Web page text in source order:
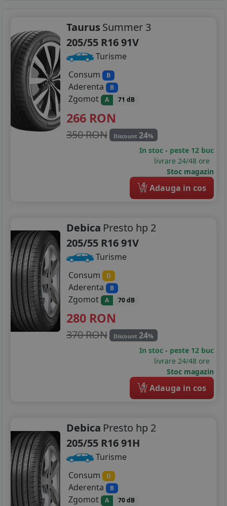
195/65R15
205/55R16
215/45R16
215/40R17
225/45R17
Taurus Summer 3
205/55 R16 91V
Turisme
Consum
B
Aderenta B
Zgomot A 71 dB
266 RON
350 RON Discount 24%
In stoc - peste 12 buc
livrare 24/48 ore
Stoc magazin
4 Adauga in cos
Debica Presto hp 2
205/55 R16 91V
Turisme
Consum
D
Aderenta B
Zgomot A 70 dB
280 RON
370 RON Discount 24%
In stoc - peste 12 buc
livrare 24/48 ore
Stoc magazin
4 Adauga in cos
Debica Presto hp 2
205/55 R16 91H
Turisme
Consum
D
Aderenta B
Zgomot A 70 dB